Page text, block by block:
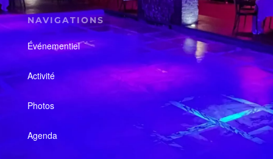
NAVIGATIONS
Événementiel
Activité
Photos
Agenda